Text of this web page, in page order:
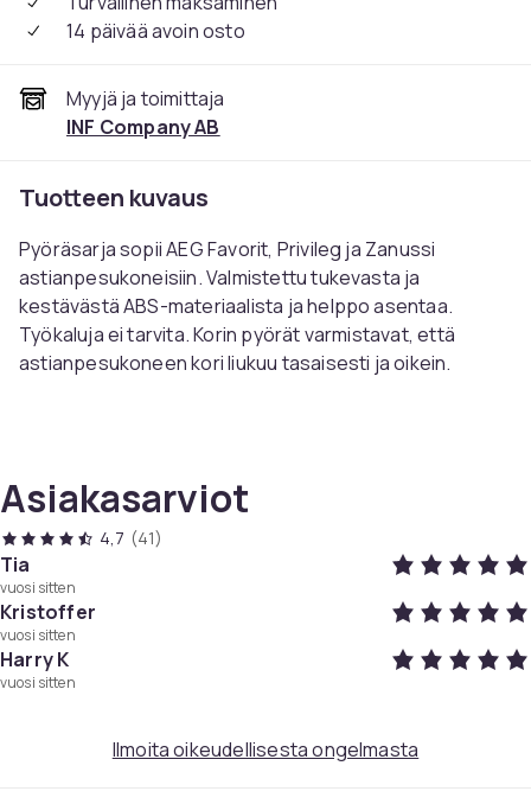
14 päivää avoin osto
Myyjä ja toimittaja
INF Company AB
Tuotteen kuvaus
Pyöräsarja sopii AEG Favorit, Privileg ja Zanussi
astianpesukoneisiin. Valmistettu tukevasta ja
kestävästä ABS-materiaalista ja helppo asentaa.
Työkaluja ei tarvita. Korin pyörät varmistavat, että
astianpesukoneen kori liukuu tasaisesti ja oikein.
Materiaali: ABS
Yhteensopiva seuraavien kanssa: AEG Favorit, Privileg,
Zanussi
Paketti sisältää:
8 x koripyörät astianpesukoneeseen
Väri
Asiakasarviot
4,7 (41)
Tia
vuosi sitten
Kristoffer
vuosi sitten
Harry K
vuosi sitten
Ilmoita oikeudellisesta ongelmasta